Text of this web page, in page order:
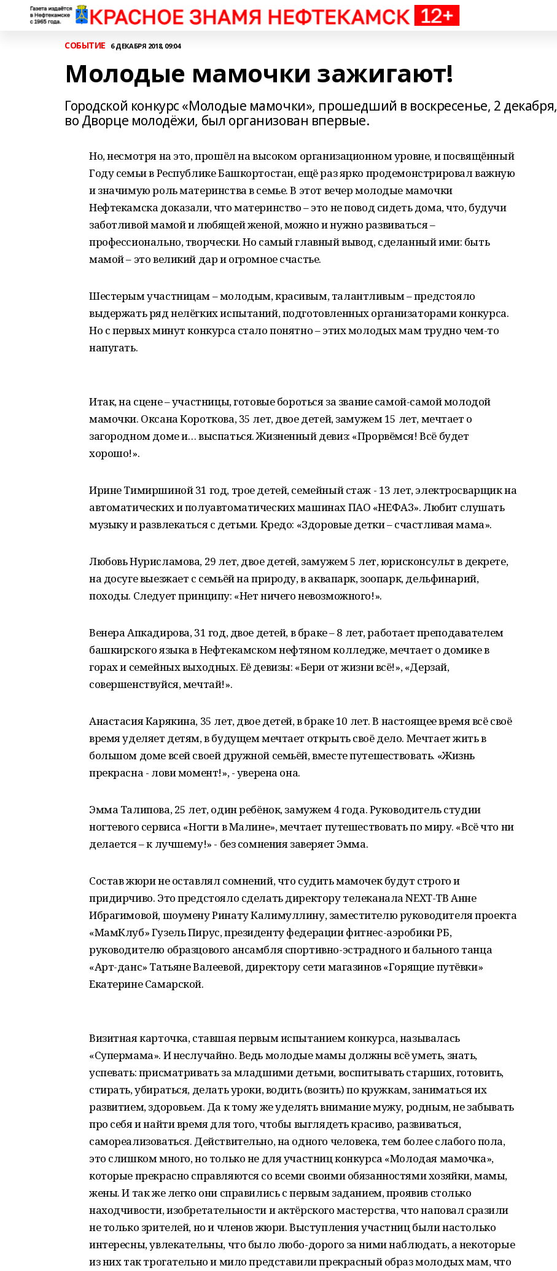
СОБЫТИЕ 6 ДЕКАБРЯ 2018, 09:04
Молодые мамочки зажигают!
Городской конкурс «Молодые мамочки», прошедший в воскресенье, 2 декабря,
во Дворце молодёжи, был организован впервые.
Но, несмотря на это, прошёл на высоком организационном уровне, и посвящённый
Году семьи в Республике Башкортостан, ещё раз ярко продемонстрировал важную
и значимую роль материнства в семье. В этот вечер молодые мамочки
Нефтекамска доказали, что материнство – это не повод сидеть дома, что, будучи
заботливой мамой и любящей женой, можно и нужно развиваться –
профессионально, творчески. Но самый главный вывод, сделанный ими: быть
мамой – это великий дар и огромное счастье.
Шестерым участницам – молодым, красивым, талантливым – предстояло
выдержать ряд нелёгких испытаний, подготовленных организаторами конкурса.
Но с первых минут конкурса стало понятно – этих молодых мам трудно чем-то
напугать.
Итак, на сцене – участницы, готовые бороться за звание самой-самой молодой
мамочки. Оксана Короткова, 35 лет, двое детей, замужем 15 лет, мечтает о
загородном доме и… выспаться. Жизненный девиз: «Прорвёмся! Всё будет
хорошо!».
Ирине Тимиршиной 31 год, трое детей, семейный стаж - 13 лет, электросварщик на
автоматических и полуавтоматических машинах ПАО «НЕФАЗ». Любит слушать
музыку и развлекаться с детьми. Кредо: «Здоровые детки – счастливая мама».
Любовь Нурисламова, 29 лет, двое детей, замужем 5 лет, юрисконсульт в декрете,
на досуге выезжает с семьёй на природу, в аквапарк, зоопарк, дельфинарий,
походы. Следует принципу: «Нет ничего невозможного!».
Венера Апкадирова, 31 год, двое детей, в браке – 8 лет, работает преподавателем
башкирского языка в Нефтекамском нефтяном колледже, мечтает о домике в
горах и семейных выходных. Её девизы: «Бери от жизни всё!», «Дерзай,
совершенствуйся, мечтай!».
Анастасия Карякина, 35 лет, двое детей, в браке 10 лет. В настоящее время всё своё
время уделяет детям, в будущем мечтает открыть своё дело. Мечтает жить в
большом доме всей своей дружной семьёй, вместе путешествовать. «Жизнь
прекрасна - лови момент!», - уверена она.
Эмма Талипова, 25 лет, один ребёнок, замужем 4 года. Руководитель студии
ногтевого сервиса «Ногти в Малине», мечтает путешествовать по миру. «Всё что ни
делается – к лучшему!» - без сомнения заверяет Эмма.
Состав жюри не оставлял сомнений, что судить мамочек будут строго и
придирчиво. Это предстояло сделать директору телеканала NEXT-ТВ Анне
Ибрагимовой, шоумену Ринату Калимуллину, заместителю руководителя проекта
«МамКлуб» Гузель Пирус, президенту федерации фитнес-аэробики РБ,
руководителю образцового ансамбля спортивно-эстрадного и бального танца
«Арт-данс» Татьяне Валеевой, директору сети магазинов «Горящие путёвки»
Екатерине Самарской.
Визитная карточка, ставшая первым испытанием конкурса, называлась
«Супермама». И неслучайно. Ведь молодые мамы должны всё уметь, знать,
успевать: присматривать за младшими детьми, воспитывать старших, готовить,
стирать, убираться, делать уроки, водить (возить) по кружкам, заниматься их
развитием, здоровьем. Да к тому же уделять внимание мужу, родным, не забывать
про себя и найти время для того, чтобы выглядеть красиво, развиваться,
самореализоваться. Действительно, на одного человека, тем более слабого пола,
это слишком много, но только не для участниц конкурса «Молодая мамочка»,
которые прекрасно справляются со всеми своими обязанностями хозяйки, мамы,
жены. И так же легко они справились с первым заданием, проявив столько
находчивости, изобретательности и актёрского мастерства, что наповал сразили
не только зрителей, но и членов жюри. Выступления участниц были настолько
интересны, увлекательны, что было любо-дорого за ними наблюдать, а некоторые
из них так трогательно и мило представили прекрасный образ молодых мам, что